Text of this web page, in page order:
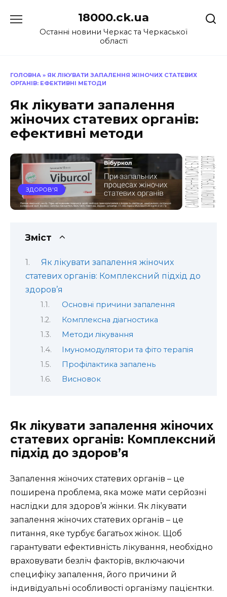
до
18000.ck.ua
Останні новини Черкас та Черкаської
області
ГОЛОВНА » ЯК ЛІКУВАТИ ЗАПАЛЕННЯ ЖІНОЧИХ СТАТЕВИХ
ОРГАНІВ: ЕФЕКТИВНІ МЕТОДИ
Як лікувати запалення
жіночих статевих органів:
ефективні методи
ЗДОРОВ'Я
Зміст
Як лікувати запалення жіночих
статевих органів: Комплексний підхід до
здоров’я
Основні причини запалення
Комплексна діагностика
Методи лікування
Імуномодулятори та фіто терапія
Профілактика запалень
Висновок
Як лікувати запалення жіночих
статевих органів: Комплексний
підхід до здоров’я
Запалення жіночих статевих органів – це
поширена проблема, яка може мати серйозні
наслідки для здоров’я жінки. Як лікувати
запалення жіночих статевих органів – це
питання, яке турбує багатьох жінок. Щоб
гарантувати ефективність лікування, необхідно
враховувати безліч факторів, включаючи
специфіку запалення, його причини й
індивідуальні особливості організму пацієнтки.